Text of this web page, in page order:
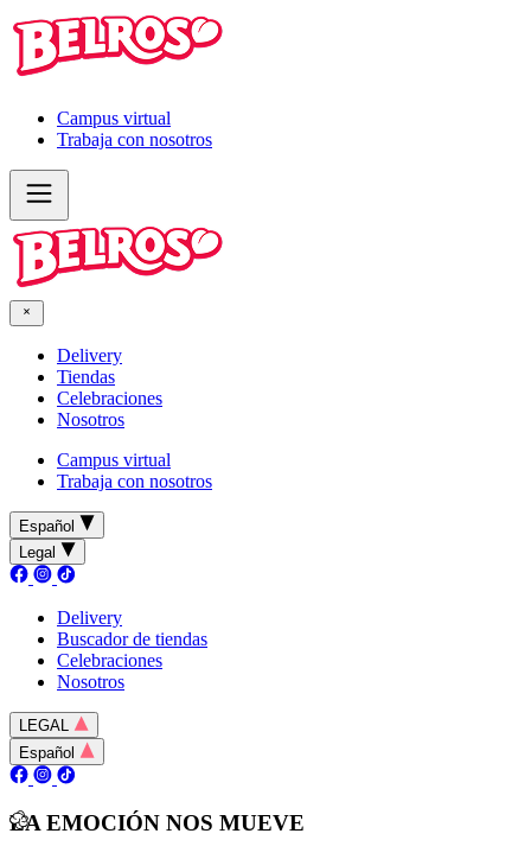
Campus virtual
Trabaja con nosotros
Delivery
Tiendas
Celebraciones
Nosotros
Campus virtual
Trabaja con nosotros
Español
Legal
Delivery
Buscador de tiendas
Celebraciones
Nosotros
LEGAL
Español
LA EMOCIÓN NOS MUEVE